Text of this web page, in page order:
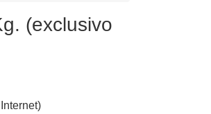
(exclusivo